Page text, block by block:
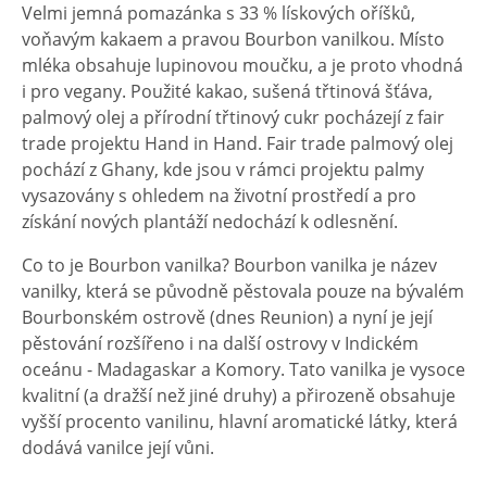
Velmi jemná pomazánka s 33 % lískových oříšků,
voňavým kakaem a pravou Bourbon vanilkou. Místo
mléka obsahuje lupinovou moučku, a je proto vhodná
i pro vegany. Použité kakao, sušená třtinová šťáva,
palmový olej a přírodní třtinový cukr pocházejí z fair
trade projektu Hand in Hand. Fair trade palmový olej
pochází z Ghany, kde jsou v rámci projektu palmy
vysazovány s ohledem na životní prostředí a pro
získání nových plantáží nedochází k odlesnění.
Co to je Bourbon vanilka? Bourbon vanilka je název
vanilky, která se původně pěstovala pouze na bývalém
Bourbonském ostrově (dnes Reunion) a nyní je její
pěstování rozšířeno i na další ostrovy v Indickém
oceánu - Madagaskar a Komory. Tato vanilka je vysoce
kvalitní (a dražší než jiné druhy) a přirozeně obsahuje
vyšší procento vanilinu, hlavní aromatické látky, která
dodává vanilce její vůni.